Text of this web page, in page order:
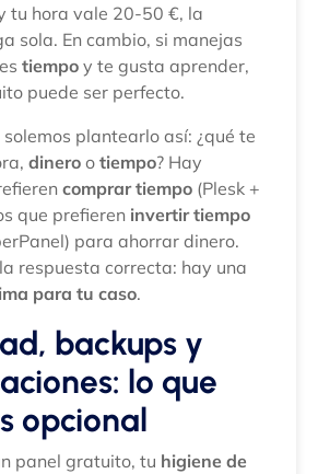
tu hora vale 20-50 €, la
sola. En cambio, si manejas
tiempo y te gusta aprender,
puede ser perfecto.
solemos plantearlo así: ¿qué te
dinero o tiempo? Hay
comprar tiempo (Plesk +
que prefieren invertir tiempo
para ahorrar dinero.
respuesta correcta: hay una
para tu caso.
backups y
lo que
opcional
panel gratuito, tu higiene de